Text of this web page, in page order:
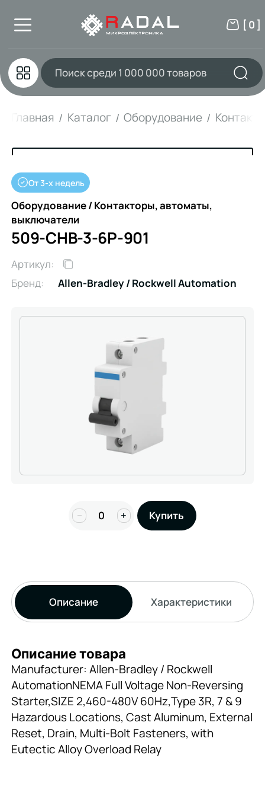
[ 0 ]
Главная Каталог Оборудование
От 3-х недель
Оборудование / Контакторы, автоматы,
выключатели
509-CHB-3-6P-901
Артикул:
Бренд:
Allen-Bradley / Rockwell Automation
− + Купить
Описание Характеристики
Описание товара
Manufacturer: Allen-Bradley / Rockwell
AutomationNEMA Full Voltage Non-Reversing
Starter,SIZE 2,460-480V 60Hz,Type 3R, 7 & 9
Hazardous Locations, Cast Aluminum, External
Reset, Drain, Multi-Bolt Fasteners, with
Eutectic Alloy Overload Relay